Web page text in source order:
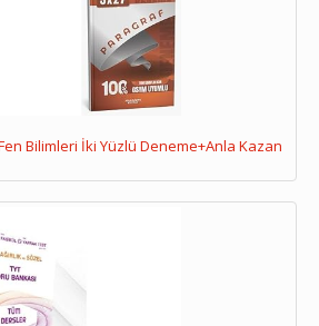
Bilimleri İki Yüzlü Deneme+Anla Kazan